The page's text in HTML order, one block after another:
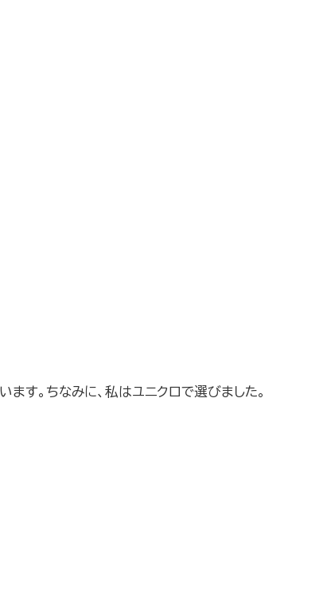
。ちなみに、私はユニクロで選びました。